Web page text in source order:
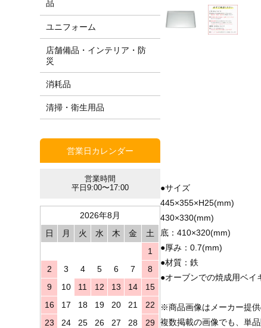
品
ユニフォーム
店舗備品・インテリア・防
災
消耗品
清掃・衛生用品
営業日カレンダー
営業時間
平日9:00〜17:00
2026年8月
日
月 火 水 木 金
土
1
2
3 4 5 6 7
8
9
10 11 12 13 14
15
16
17 18 19 20 21
22
23
24 25 26 27 28
29
●サイズ
445×355×H25(mm)
430×330(mm)
底：410×320(mm)
●厚み：0.7(mm)
●材質：鉄
●オーブンでの焼成用ベイ
※商品画像はメーカー提供
複数掲載の画像でも、単